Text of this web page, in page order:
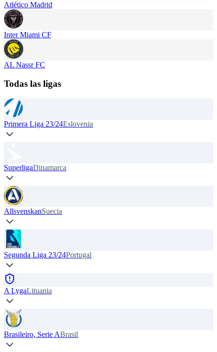
Atlético Madrid
Inter Miami CF
AL Nassr FC
Todas las ligas
Primera Liga 23/24Eslovenia
SuperligaDinamarca
AllsvenskanSuecia
Segunda Liga 23/24Portugal
A LygaLituania
Brasileiro, Serie ABrasil